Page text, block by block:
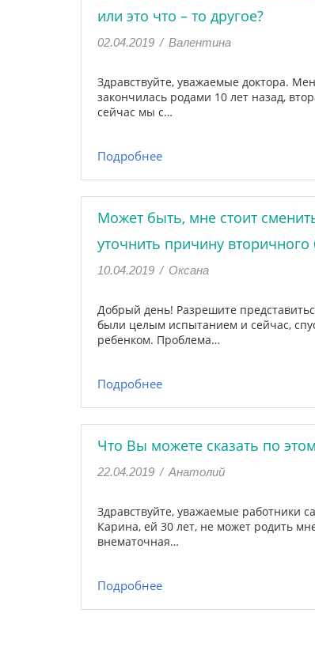
или это что – то другое?
02.04.2019 / Валентина
Здравствуйте, уважаемые доктора.
закончилась родами 10 лет назад,
сейчас мы с…
Подробнее
Может быть, мне стоит
уточнить причину вторичного
10.04.2019 / Оксана
Добрый день! Разрешите
были целым испытанием и сейчас,
ребенком. Проблема…
Подробнее
Что Вы можете сказать по
22.04.2019 / Анатолий
Здравствуйте, уважаемые работники
Карина, ей 30 лет, не может родить
внематочная…
Подробнее